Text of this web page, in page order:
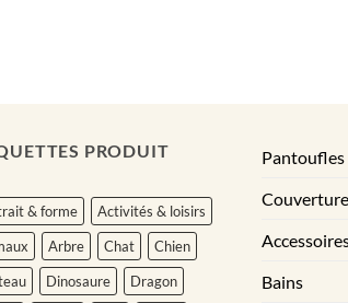
PRODUIT
& forme
Activités & loisirs
Arbre Chat
Chien
Dinosaure
Dragon
Pantoufles
Bains